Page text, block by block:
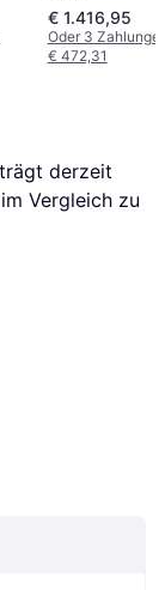
€ 1.416,95
Oder 3
€ 472,31